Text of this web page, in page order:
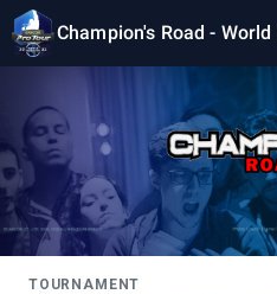
Champion's Road -
TOURNAMENT